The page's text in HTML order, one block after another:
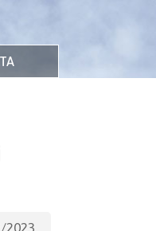
2023